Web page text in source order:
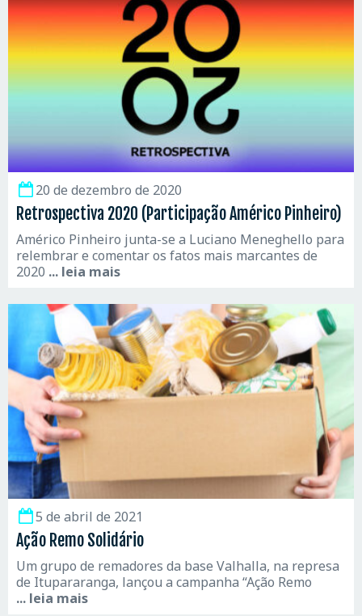
20 de dezembro de 2020
Retrospectiva 2020 (Participação Américo Pinheiro)
Américo Pinheiro junta-se a Luciano Meneghello para
relembrar e comentar os fatos mais marcantes de
2020 ... leia mais
5 de abril de 2021
Ação Remo Solidário
Um grupo de remadores da base Valhalla, na represa
de Itupararanga, lançou a campanha “Ação Remo
... leia mais